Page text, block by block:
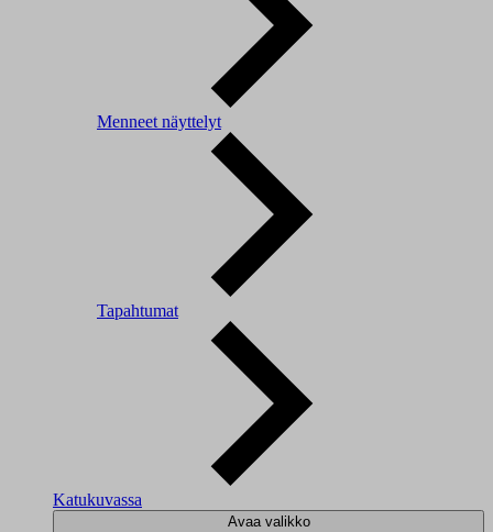
Menneet näyttelyt
Tapahtumat
Katukuvassa
Avaa valikko